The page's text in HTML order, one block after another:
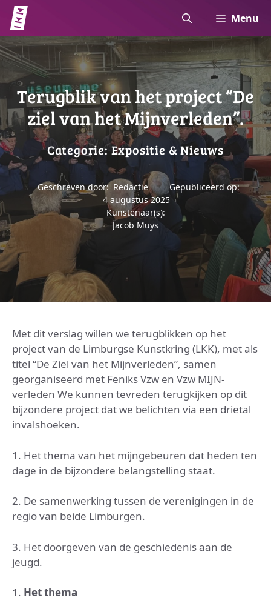
naar
de
inhoud
Menu
Terugblik van het project “De
ziel van het Mijnverleden”.
Categorie:Expositie &Nieuws
Geschreven door: Redactie
Gepubliceerd op:
4 augustus 2025
Kunstenaar(s):
Jacob Muys
Met dit verslag willen we terugblikken op het
project van de Limburgse Kunstkring (LKK), met als
titel “De Ziel van het Mijnverleden”, samen
georganiseerd met Feniks Vzw en Vzw MIJN-
verleden We kunnen tevreden terugkijken op dit
bijzondere project dat we belichten via een drietal
invalshoeken.
1. Het thema van het mijngebeuren dat heden ten
dage in de bijzondere belangstelling staat.
2. De samenwerking tussen de verenigingen in de
regio van beide Limburgen.
3. Het doorgeven van de geschiedenis aan de
jeugd.
1. Het thema